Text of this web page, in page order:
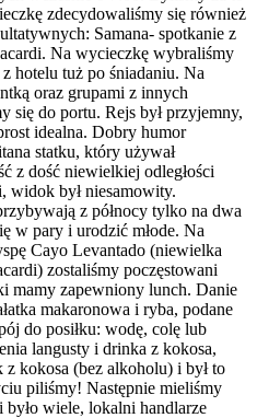
zdecydowaliśmy się również
Samana- spotkanie z
Na wycieczkę wybraliśmy
hotelu tuż po śniadaniu. Na
oraz grupami z innych
się do portu. Rejs był przyjemny,
idealna. Dobry humor
statku, który używał
z dość niewielkiej odległości
widok był niesamowity.
z północy tylko na dwa
w pary i urodzić młode. Na
Cayo Levantado (niewielka
zostaliśmy poczęstowani
mamy zapewniony lunch. Danie
makaronowa i ryba, podane
do posiłku: wodę, colę lub
langusty i drinka z kokosa,
kokosa (bez alkoholu) i był to
piliśmy! Następnie mieliśmy
wiele, lokalni handlarze